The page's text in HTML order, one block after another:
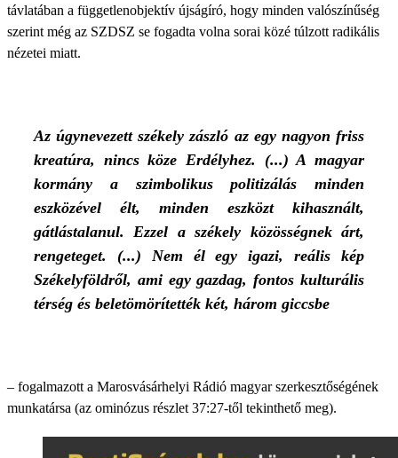
távlatában a függetlenobjektív újságíró, hogy minden valószínűség
szerint még az SZDSZ se fogadta volna sorai közé túlzott radikális
nézetei miatt.
Az úgynevezett székely zászló az egy nagyon friss
kreatúra, nincs köze Erdélyhez. (...) A magyar
kormány a szimbolikus politizálás minden
eszközével élt, minden eszközt kihasznált,
gátlástalanul. Ezzel a székely közösségnek árt,
rengeteget. (...) Nem él egy igazi, reális kép
Székelyföldről, ami egy gazdag, fontos kulturális
térség és beletömörítették két, három giccsbe
– fogalmazott a Marosvásárhelyi Rádió magyar szerkesztőségének
munkatársa (az ominózus részlet 37:27-től tekinthető meg).